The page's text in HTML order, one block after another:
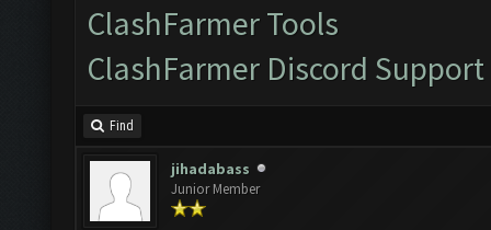
ClashFarmer Tools
ClashFarmer Discord Support
Find
jihadabass
Junior Member